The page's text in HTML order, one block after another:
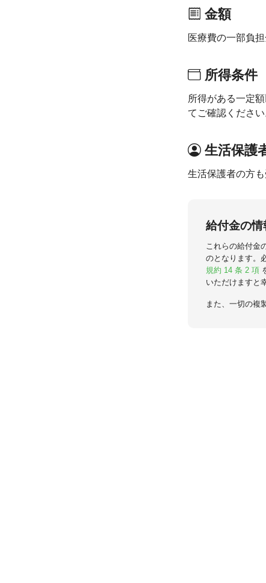
金額
医療費の一部負
所得条件
所得がある一定
てご確認ください
生活保護
生活保護者の方も
給付金の情
これらの給付金
のとなります。
規約 14 条 2 項
いただけますと
また、一切の複